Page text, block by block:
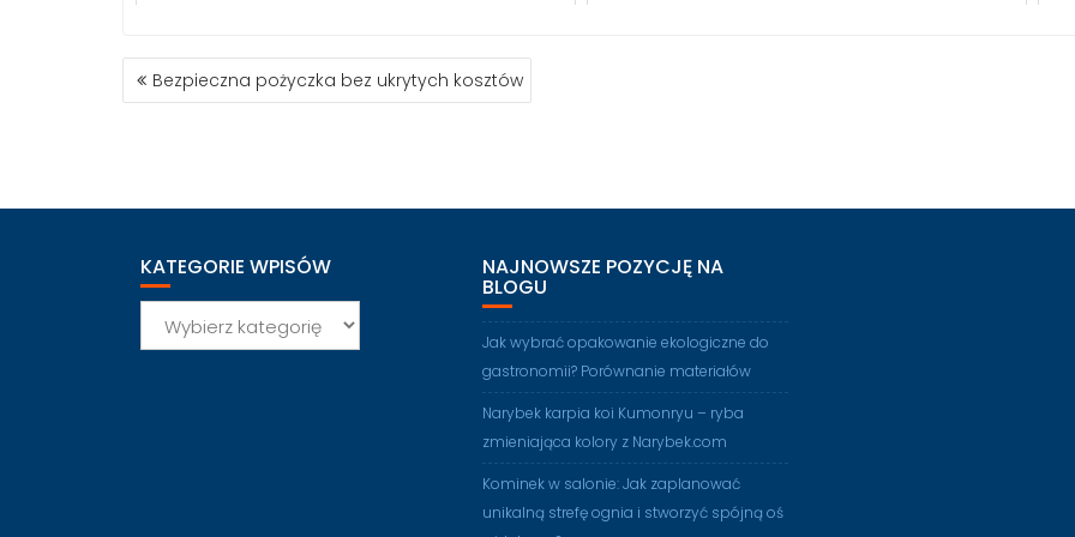
NAWIGACJA
WPISU
Bezpieczna pożyczka bez ukrytych kosztów
KATEGORIE WPISÓW
wpisów
NAJNOWSZE POZYCJĘ NA
BLOGU
Jak wybrać opakowanie ekologiczne do
gastronomii? Porównanie materiałów
Narybek karpia koi Kumonryu – ryba
zmieniająca kolory z Narybek.com
Kominek w salonie: Jak zaplanować
unikalną strefę ognia i stworzyć spójną oś